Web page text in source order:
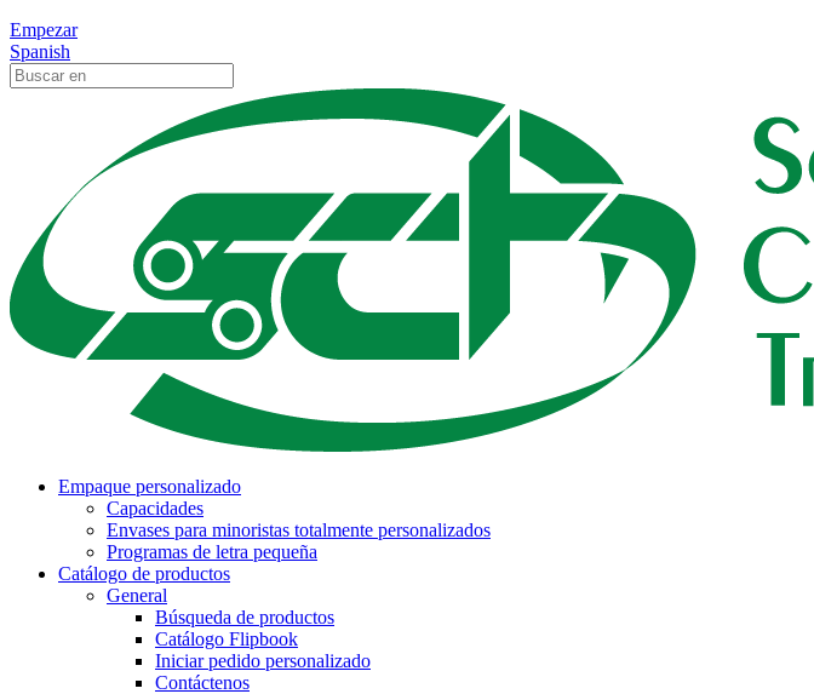
Empezar
Spanish
Empaque personalizado
Capacidades
Envases para minoristas totalmente personalizados
Programas de letra pequeña
Catálogo de productos
General
Búsqueda de productos
Catálogo Flipbook
Iniciar pedido personalizado
Contáctenos